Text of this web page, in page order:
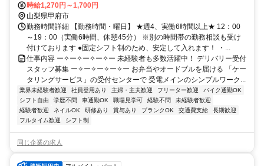
駅、国母駅 - 【バスの場合】 ・甲府駅バスターミナルから国母小学校
を下車、徒歩10分
時給1,270円～1,700円
山梨県甲府市
勤務時間詳細 【勤務時間・曜日】 ★週4、実働6時間以上★ 12：00
～19：00（実働6時間、休憩45分） ※別の時間帯の勤務相談も受け
付けております ●固定シフト制のため、安定して入れます！ ・...
仕事内容 ー✧ー✧ー✧ー✧ー 未経験者も多数活躍中！ デリバリー受付
スタッフ募集 ー✧ー✧ー✧ー✧ー お弁当やオードブルを届ける 「ケー
タリングサービス」の受付センターで 受電メインのシンプルワーク...
業界未経験者歓迎 社員登用あり 主婦・主夫歓迎 フリーター歓迎
バイク通勤OK
シフト自由
学歴不問 車通勤OK 職場見学可 経験不問
未経験者歓迎
経験者歓迎
ネイルOK 研修あり 賞与あり ブランクOK 交通費支給
長期歓迎
フルタイム歓迎
シフト制
同じ企業の求人